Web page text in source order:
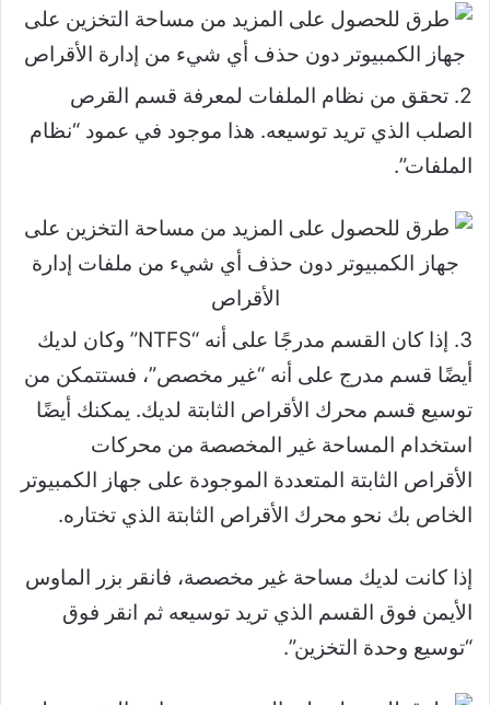
2. تحقق من نظام الملفات لمعرفة قسم القرص
الصلب الذي تريد توسيعه. هذا موجود في عمود “نظام
الملفات”.
3. إذا كان القسم مدرجًا على أنه “NTFS” وكان لديك
أيضًا قسم مدرج على أنه “غير مخصص”، فستتمكن من
توسيع قسم محرك الأقراص الثابتة لديك. يمكنك أيضًا
استخدام المساحة غير المخصصة من محركات
الأقراص الثابتة المتعددة الموجودة على جهاز الكمبيوتر
الخاص بك نحو محرك الأقراص الثابتة الذي تختاره.
إذا كانت لديك مساحة غير مخصصة، فانقر بزر الماوس
الأيمن فوق القسم الذي تريد توسيعه ثم انقر فوق
“توسيع وحدة التخزين”.